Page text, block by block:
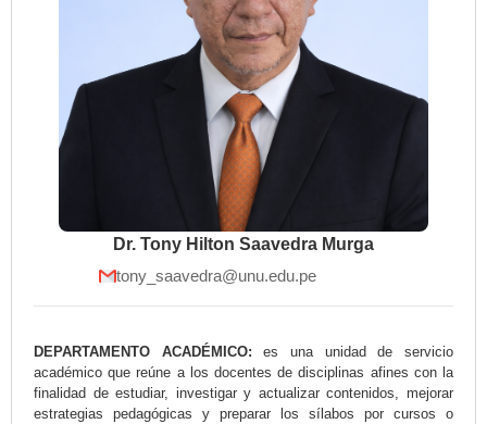
Dr. Tony Hilton Saavedra Murga
tony_saavedra@unu.edu.pe
DEPARTAMENTO ACADÉMICO:es una unidad de servicio
académico que reúne a los docentes de disciplinas afines con la
finalidad de estudiar, investigar y actualizar contenidos, mejorar
estrategias pedagógicas y preparar los sílabos por cursos o